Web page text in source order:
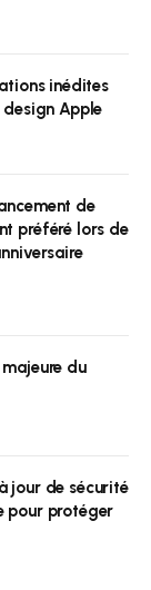
inédites
Apple
de
préféré lors de
du
jour de sécurité
pour protéger